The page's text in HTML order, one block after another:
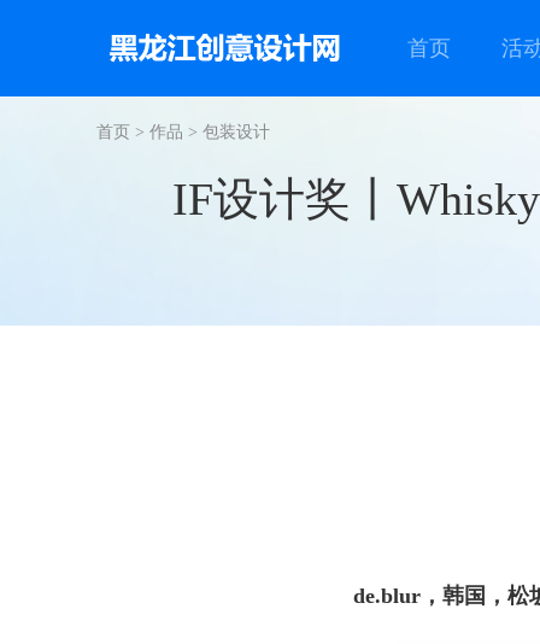
首页 活
首页 > 作品 > 包装设计
IF设计奖丨
de.blur，韩国，松